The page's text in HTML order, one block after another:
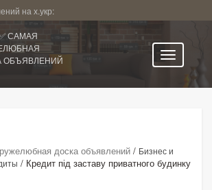
на х.укр:
САМАЯ
ОБЪЯВЛЕНИЙ
доска объявлений / Бизнес и
/ Кредит під заставу приватного будинку